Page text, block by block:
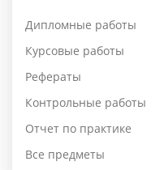
Дипломные работы
Курсовые работы
Рефераты
Контрольные работы
Отчет по практике
Все предметы